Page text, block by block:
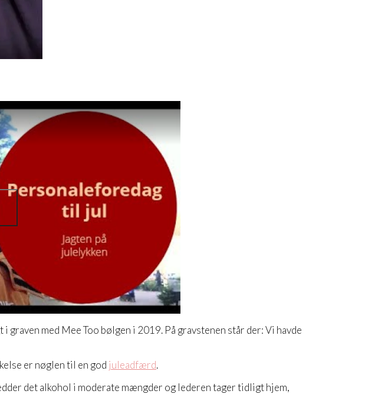
med Mee Too bølgen i 2019. På gravstenen står der: Vi havde
er nøglen til en god juleadfærd.
det alkohol i moderate mængder og lederen tager tidligt hjem,